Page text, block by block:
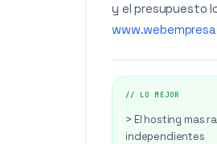
y el presupuesto
// LO MEJOR
> El hosting mas
independientes